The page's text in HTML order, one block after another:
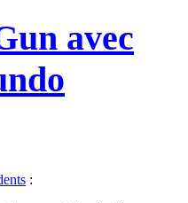
avec
: